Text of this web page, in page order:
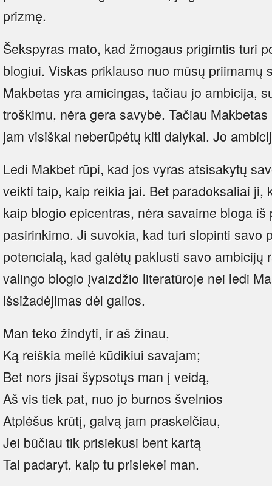
prizmę.
Šekspyras mato, kad žmogaus prigimtis turi
blogiui. Viskas priklauso nuo mūsų priimamų
Makbetas yra amicingas, tačiau jo ambicija,
troškimu, nėra gera savybė. Tačiau
jam visiškai neberūpėtų kiti dalykai. Jo
Ledi Makbet rūpi, kad jos vyras atsisakytų
veikti taip, kaip reikia jai. Bet paradoksaliai ji,
kaip blogio epicentras, nėra savaime bloga
pasirinkimo. Ji suvokia, kad turi slopinti savo
potencialą, kad galėtų paklusti savo ambicijų
valingo blogio įvaizdžio literatūroje nei ledi
išsižadėjimas dėl galios.
Man teko žindyti, ir aš žinau,
Ką reiškia meilė kūdikiui savajam;
Bet nors jisai šypsotųs man į veidą,
Aš vis tiek pat, nuo jo burnos švelnios
Atplėšus krūtį, galvą jam praskelčiau,
Jei būčiau tik prisiekusi bent kartą
Tai padaryt, kaip tu prisiekei man.